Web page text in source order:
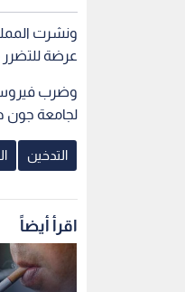
ونشرت
عرضة
لجامعة جون
التدخين
اقرأ أيضاً